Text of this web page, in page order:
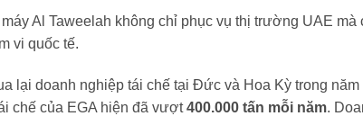
Al Taweelah không chỉ phục vụ thị trường UAE
vi quốc tế.
lại doanh nghiệp tái chế tại Đức và Hoa Kỳ trong
chế của EGA hiện đã vượt400.000 tấn mỗi năm.